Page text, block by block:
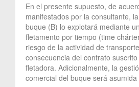
En el presente supuesto, de
manifestados por la consultante,
buque (B) lo explotará mediante
fletamento por tiempo (time
riesgo de la actividad de
consecuencia del contrato
fletadora. Adicionalmente, la
comercial del buque será